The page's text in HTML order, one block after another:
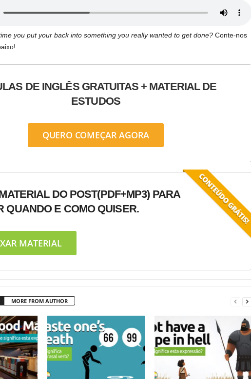
you put your back into something you really wanted to get done?Conte-nos
DE INGLÊS GRATUITAS + MATERIAL DE
ESTUDOS
QUERO COMEÇAR AGORA
DO POST(PDF+MP3) PARA
QUANDO E COMO QUISER.
MATERIAL
MORE FROM AUTHOR